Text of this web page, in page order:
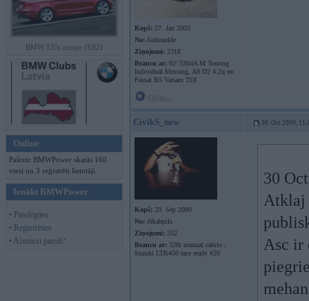
BMW 135i coupe (E82)
Online
Pašreiz BMWPower skatās 160
viesi un 3 reģistrēti lietotāji.
Ienākt BMWPower
• Pieslēgties
• Reģistrēties
• Aizmirsi paroli?
Kopš: 27. Jan 2003
No: Aizkraukle
Ziņojumi: 2318
Braucu ar: 02’ 530dA M Touring
Individual Messing, A8 D2 4.2q un
Passat B5 Variant TDI
CivikS_new 30. Oct 2009,
Kopš: 29. Sep 2009
No: Jēkabpils
Ziņojumi: 252
Braucu ar: 328i manual cabrio ;
Suzuki LTR450 race ready #26
30
Atklaj
Asc ir